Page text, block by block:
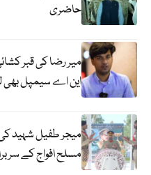
حاضری
میر رضا کی قبر
این اے سیمپل بھی
مسلح افواج کے